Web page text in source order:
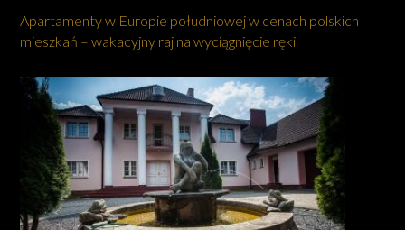
Apartamenty w Europie południowej w cenach polskich
mieszkań – wakacyjny raj na wyciągnięcie ręki